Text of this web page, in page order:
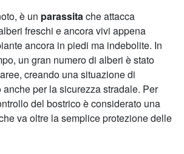
è un parassitache attacca
freschi e ancora vivi appena
ancora in piedi ma indebolite. In
un gran numero di alberi è stato
creando una situazione di
per la sicurezza stradale. Per
del bostrico è considerato una
va oltre la semplice protezione delle